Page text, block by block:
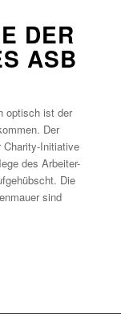
DER
ASB
optisch ist der
Der
Charity-Initiative
des Arbeiter-
Die
sind